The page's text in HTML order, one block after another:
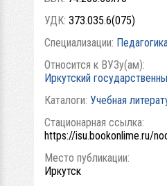
УДК: 373.035.6(075)
Специализации:
Относится к ВУЗу(ам):
Иркутский
Каталоги: Учебная
Стационарная ссылка:
https://isu.bookonlime.ru/
Место публикации:
Иркутск